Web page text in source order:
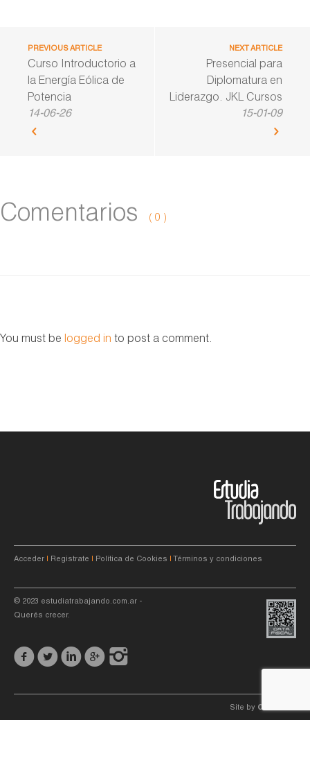
PREVIOUS ARTICLE
Curso Introductorio a
la Energía Eólica de
Potencia
14-06-26
NEXT ARTICLE
Presencial para
Diplomatura en
Liderazgo. JKL Cursos
15-01-09
Comentarios ( 0 )
You must be logged in to post a comment.
Acceder Registrate Política de Cookies Términos y condiciones
© 2023 estudiatrabajando.com.ar -
Querés crecer.
Site by C4f.